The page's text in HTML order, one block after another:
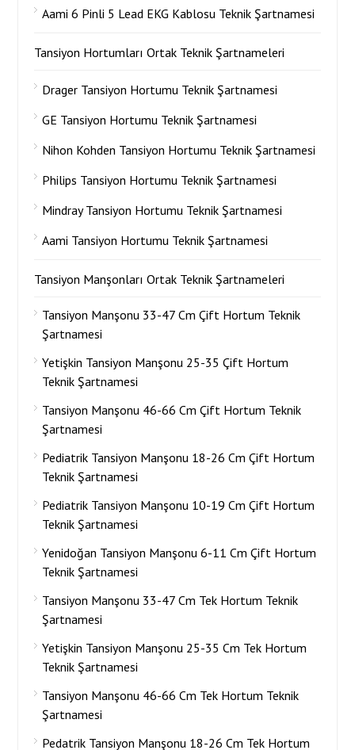
Aami 6 Pinli 5 Lead EKG Kablosu Teknik Şartnamesi
Tansiyon Hortumları Ortak Teknik Şartnameleri
Drager Tansiyon Hortumu Teknik Şartnamesi
GE Tansiyon Hortumu Teknik Şartnamesi
Nihon Kohden Tansiyon Hortumu Teknik Şartnamesi
Philips Tansiyon Hortumu Teknik Şartnamesi
Mindray Tansiyon Hortumu Teknik Şartnamesi
Aami Tansiyon Hortumu Teknik Şartnamesi
Tansiyon Manşonları Ortak Teknik Şartnameleri
Tansiyon Manşonu 33-47 Cm Çift Hortum Teknik
Şartnamesi
Yetişkin Tansiyon Manşonu 25-35 Çift Hortum
Teknik Şartnamesi
Tansiyon Manşonu 46-66 Cm Çift Hortum Teknik
Şartnamesi
Pediatrik Tansiyon Manşonu 18-26 Cm Çift Hortum
Teknik Şartnamesi
Pediatrik Tansiyon Manşonu 10-19 Cm Çift Hortum
Teknik Şartnamesi
Yenidoğan Tansiyon Manşonu 6-11 Cm Çift Hortum
Teknik Şartnamesi
Tansiyon Manşonu 33-47 Cm Tek Hortum Teknik
Şartnamesi
Yetişkin Tansiyon Manşonu 25-35 Cm Tek Hortum
Teknik Şartnamesi
Tansiyon Manşonu 46-66 Cm Tek Hortum Teknik
Şartnamesi
Pedatrik Tansiyon Manşonu 18-26 Cm Tek Hortum